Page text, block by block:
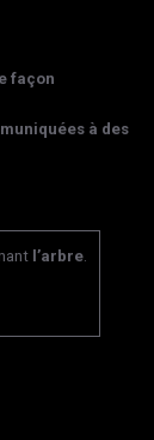
façon
à des
l’arbre